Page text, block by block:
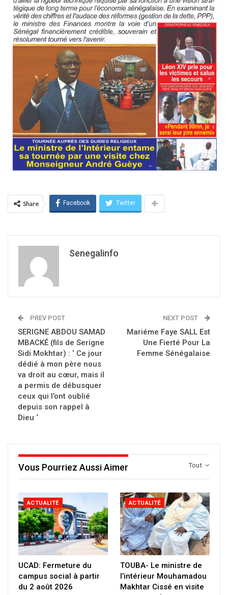
Share Facebook Twitter
Senegalinfo
PREV POST
SERIGNE ABDOU SAMAD
MBACKÉ (fils de Serigne
Sidi Mokhtar) : ‘ Ce jour
dédié à mon père nous
va droit au cœur, mais il
a permis de débusquer
ceux qui l’ont oublié
depuis son rappel à
Dieu ‘
NEXT POST
Mariéme Faye SALL Est
Une Fierté Pour La
Femme Sénégalaise
Tout
Vous Pourriez Aussi Aimer
ACTUALITÉ
UCAD: Fermeture du
campus social à partir
du 2 août 2026
ACTUALITÉ
TOUBA- Le ministre de
l’intérieur Mouhamadou
Makhtar Cissé en visite